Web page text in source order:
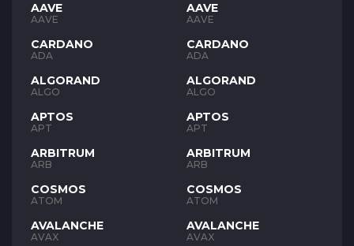
AAVE
AAVE
CARDANO
ADA
ALGORAND
ALGO
APTOS
APT
ARBITRUM
ARB
COSMOS
ATOM
AVALANCHE
AVAX
AAVE
AAVE
CARDANO
ADA
ALGORAND
ALGO
APTOS
APT
ARBITRUM
ARB
COSMOS
ATOM
AVALANCHE
AVAX